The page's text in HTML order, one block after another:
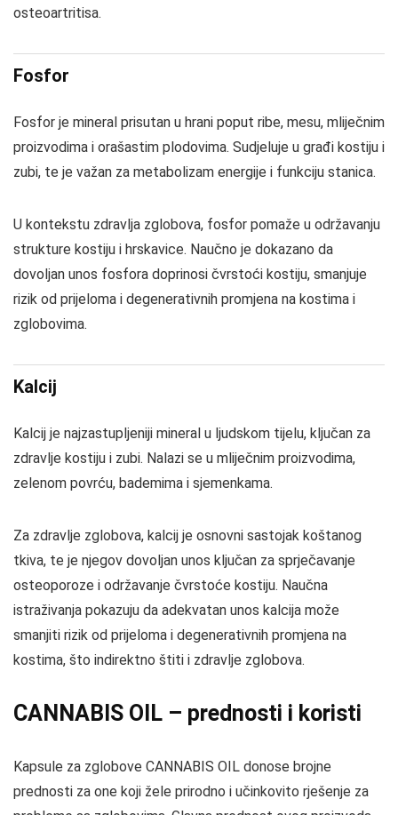
osteoartritisa.
Fosfor
Fosfor je mineral prisutan u hrani poput ribe, mesu, mliječnim
proizvodima i orašastim plodovima. Sudjeluje u građi kostiju i
zubi, te je važan za metabolizam energije i funkciju stanica.
U kontekstu zdravlja zglobova, fosfor pomaže u održavanju
strukture kostiju i hrskavice. Naučno je dokazano da
dovoljan unos fosfora doprinosi čvrstoći kostiju, smanjuje
rizik od prijeloma i degenerativnih promjena na kostima i
zglobovima.
Kalcij
Kalcij je najzastupljeniji mineral u ljudskom tijelu, ključan za
zdravlje kostiju i zubi. Nalazi se u mliječnim proizvodima,
zelenom povrću, bademima i sjemenkama.
Za zdravlje zglobova, kalcij je osnovni sastojak koštanog
tkiva, te je njegov dovoljan unos ključan za sprječavanje
osteoporoze i održavanje čvrstoće kostiju. Naučna
istraživanja pokazuju da adekvatan unos kalcija može
smanjiti rizik od prijeloma i degenerativnih promjena na
kostima, što indirektno štiti i zdravlje zglobova.
CANNABIS OIL – prednosti i koristi
Kapsule za zglobove CANNABIS OIL donose brojne
prednosti za one koji žele prirodno i učinkovito rješenje za